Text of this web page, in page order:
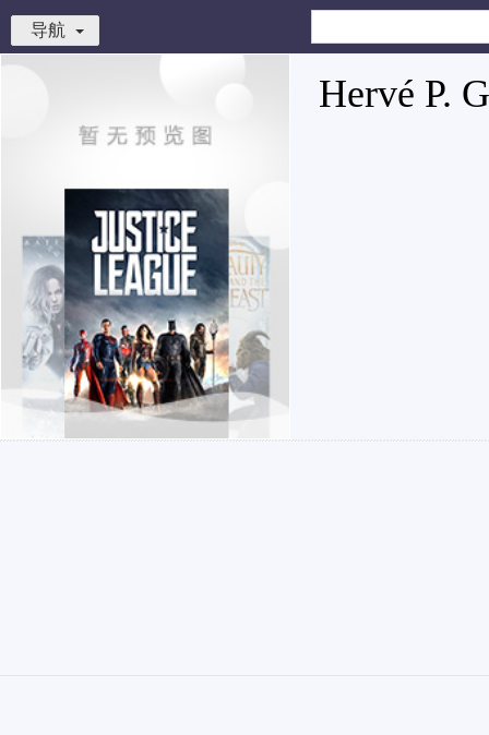
导航
Hervé P.